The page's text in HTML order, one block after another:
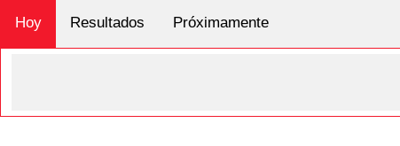
Hoy Resultados Próximamente